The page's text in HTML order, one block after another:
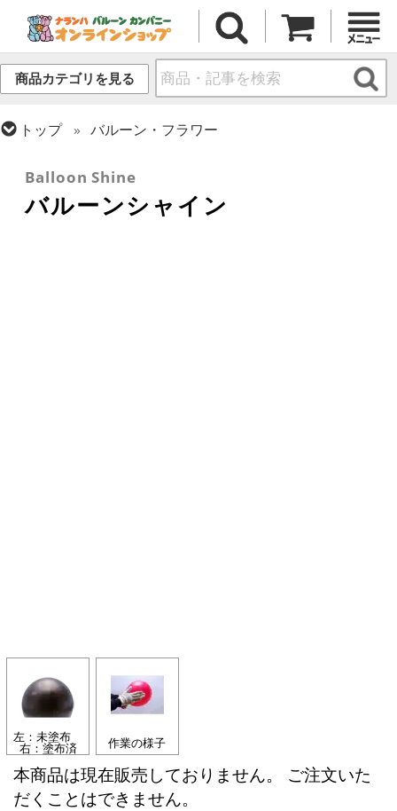
商品カテゴリを見る
トップ
バルーン・フラワー
Balloon Shine
バルーンシャイン
左：未塗布
右：塗布済 作業の様子
本商品は現在販売しておりません。 ご注文いた
だくことはできません。